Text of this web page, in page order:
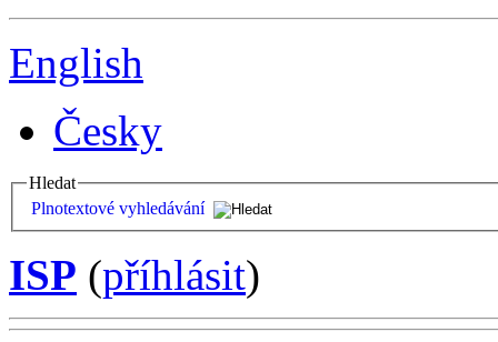
English
Česky
Hledat
Plnotextové vyhledávání
ISP (příhlásit)